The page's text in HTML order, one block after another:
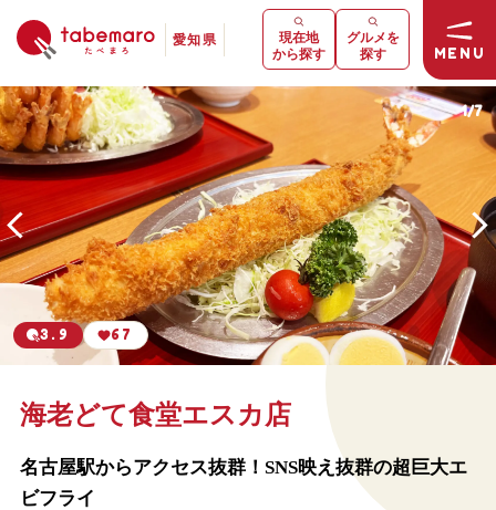
愛知県
MENU
現在地
から探す
グルメを
探す
3.9 67
1/7
海老どて食堂エスカ店
名古屋駅からアクセス抜群！SNS映え抜群の超巨大エ
ビフライ